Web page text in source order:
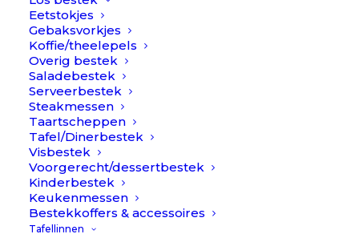
Eetstokjes
Gebaksvorkjes
Koffie/theelepels
Overig bestek
Saladebestek
Serveerbestek
Steakmessen
Taartscheppen
Tafel/Dinerbestek
Visbestek
Voorgerecht/dessertbestek
Kinderbestek
Keukenmessen
Bestekkoffers & accessoires
Tafellinnen